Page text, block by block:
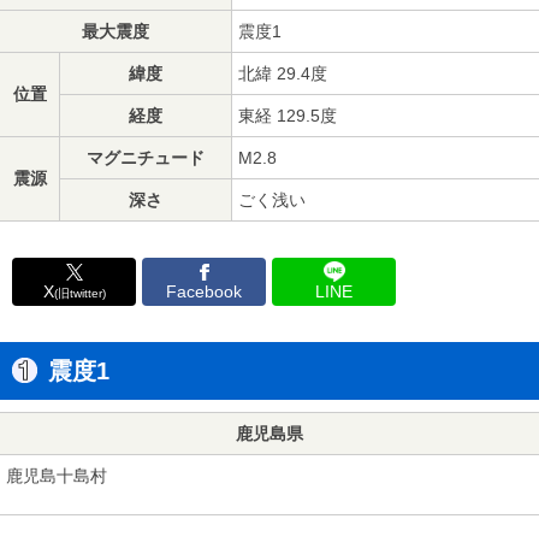
最大震度 震度1
位置
緯度 北緯 29.4度
経度 東経 129.5度
震源
マグニチュード M2.8
深さ ごく浅い
X(旧twitter) Facebook LINE
震度1
鹿児島県
鹿児島十島村